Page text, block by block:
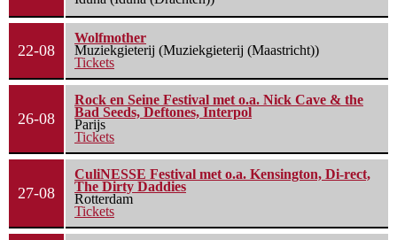
22-08
Wolfmother
Muziekgieterij (Muziekgieterij (Maastricht))
Tickets
26-08
Rock en Seine Festival met o.a. Nick Cave & the
Bad Seeds, Deftones, Interpol
Parijs
Tickets
27-08
CuliNESSE Festival met o.a. Kensington, Di-rect,
The Dirty Daddies
Rotterdam
Tickets